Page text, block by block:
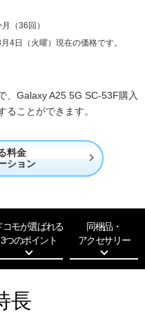
（36回）
4日（火曜）現在の価格です。
、Galaxy A25 5G SC-53F購入
ことができます。
料金
ション

コモが選ばれる
3つのポイント
同梱品・
アクセサリー
長